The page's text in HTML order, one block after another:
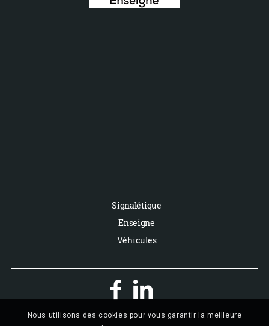
Signalétique
Enseigne
Véhicules
 
Nous utilisons des cookies pour vous garantir la meilleure